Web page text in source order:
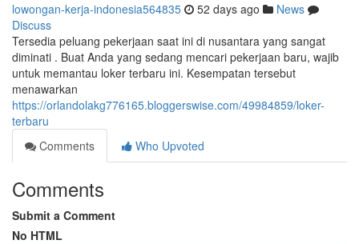
lowongan-kerja-indonesia564835 52 days ago
News
Discuss
Tersedia peluang pekerjaan saat ini di nusantara yang sangat
diminati . Buat Anda yang sedang mencari pekerjaan baru, wajib
untuk memantau loker terbaru ini. Kesempatan tersebut
menawarkan
https://orlandolakg776165.bloggerswise.com/49984859/loker-
terbaru
Comments
Who Upvoted
Comments
Submit a Comment
No HTML